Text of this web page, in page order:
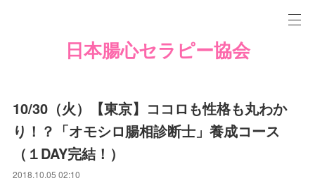
日本腸心セラピー協会
10/30（火）【東京】ココロも性格も丸わか
り！？「オモシロ腸相診断士」養成コース
（１DAY完結！）
2018.10.05 02:10